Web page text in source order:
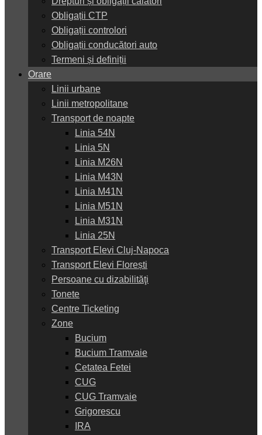
Obligații CTP
Obligații controlori
Obligații conducători auto
Termeni și definiții
Orare
Linii urbane
Linii metropolitane
Transport de noapte
Linia 54N
Linia 5N
Linia M26N
Linia M43N
Linia M41N
Linia M51N
Linia M31N
Linia 25N
Transport Elevi Cluj-Napoca
Transport Elevi Florești
Persoane cu dizabilităţi
Tonete
Centre Ticketing
Zone
Bucium
Bucium Tramvaie
Cetatea Fetei
CUG
CUG Tramvaie
Grigorescu
IRA